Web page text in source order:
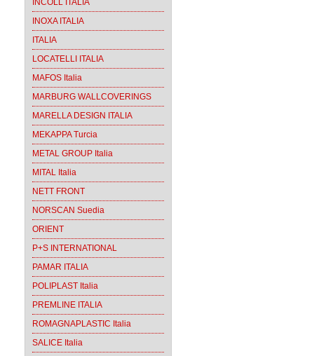
INCOLL ITALIA
INOXA ITALIA
ITALIA
LOCATELLI ITALIA
MAFOS Italia
MARBURG WALLCOVERINGS
MARELLA DESIGN ITALIA
MEKAPPA Turcia
METAL GROUP Italia
MITAL Italia
NETT FRONT
NORSCAN Suedia
ORIENT
P+S INTERNATIONAL
PAMAR ITALIA
POLIPLAST Italia
PREMLINE ITALIA
ROMAGNAPLASTIC Italia
SALICE Italia